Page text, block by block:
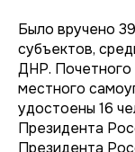
Было вручено
субъектов,
ДНР. Почетного
местного
удостоены 16
Президента
Президента